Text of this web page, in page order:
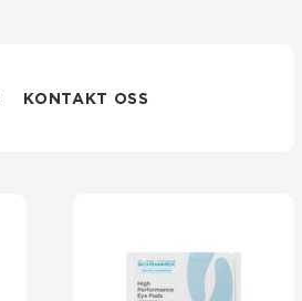
KONTAKT OSS